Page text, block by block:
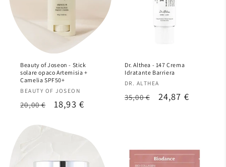
Beauty of Joseon - Stick
solare opaco Artemisia +
Camelia SPF50+
Produttore:
BEAUTY OF JOSEON
Prezzo
listino
20,00 €
Prezzo
18,93 €
Dr. Althea - 147 Crema
Idratante Barriera
Produttore:
DR. ALTHEA
Prezzo
35,00 €
Prezzo
24,87 €